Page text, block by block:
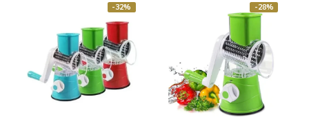
-32% -28%